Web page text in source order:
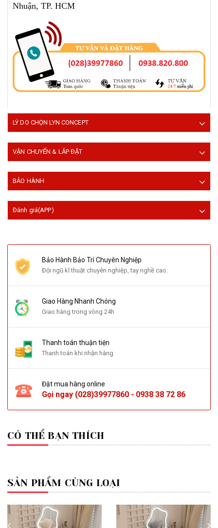
Nhuận, TP. HCM
LÝ DO CHỌN LYN CONCEPT
VẬN CHUYỂN & LẮP ĐẶT
BẢO HÀNH
Đánh giá(APP)
Bảo Hành Bảo Trì Chuyên Nghiệp
Đội ngũ kĩ thuật chuyên nghiệp, tay nghề cao.
Giao Hàng Nhanh Chóng
Giao hàng trong vòng 24h
Thanh toán thuận tiện
Thanh toán khi nhận hàng
Đặt mua hàng online
Gọi ngay (028)39977860 - 0938 38 72 86
CÓ THỂ BẠN THÍCH
SẢN PHẨM CÙNG LOẠI